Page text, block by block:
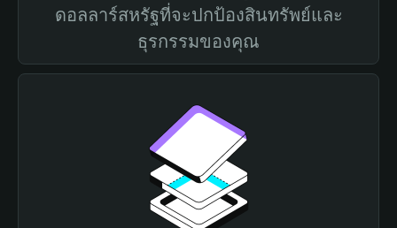
ดอลลาร์สหรัฐที่จะปกป้องสินทรัพย์และ
ธุรกรรมของคุณ